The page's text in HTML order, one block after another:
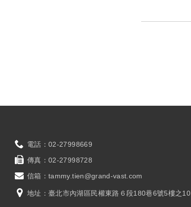
電話：02-27998669
傳真：02-27998728
信箱：tammy.tien@grand-vast.com
地址：臺北市內湖區民權東路６段180巷6號5樓之10